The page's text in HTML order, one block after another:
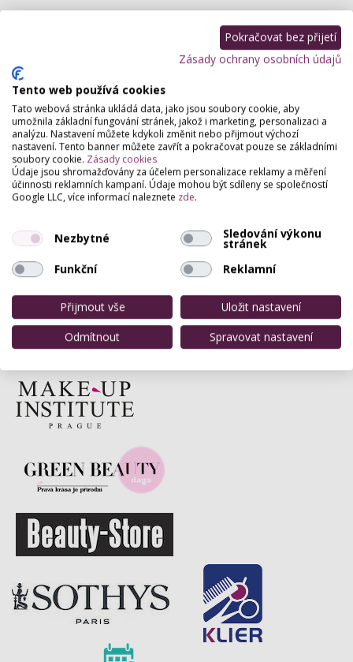
Rovnání nehtů (Orthonyxie) Praha
Rovnání nehtů (Orthonyxie) České
Budějovice
Partneři webu
Pokračovat bez přijetí
Zásady ochrany osobních údajů
Tento web používá cookies
Tato webová stránka ukládá data, jako jsou soubory cookie, aby
umožnila základní fungování stránek, jakož i marketing, personalizaci a
analýzu. Nastavení můžete kdykoli změnit nebo přijmout výchozí
nastavení. Tento banner můžete zavřít a pokračovat pouze se základními
soubory cookie. Zásady cookies
Údaje jsou shromažďovány za účelem personalizace reklamy a měření
účinnosti reklamních kampaní. Údaje mohou být sdíleny se společností
Google LLC, více informací naleznete zde.
Nezbytné Sledování výkonu
stránek
Funkční
Reklamní
Přijmout vše
Uložit nastavení
Odmítnout
Spravovat nastavení